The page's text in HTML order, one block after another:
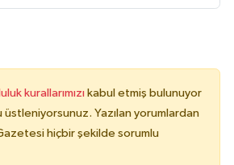
kurallarımızı kabul etmiş bulunuyor
üstleniyorsunuz. Yazılan yorumlardan
hiçbir şekilde sorumlu